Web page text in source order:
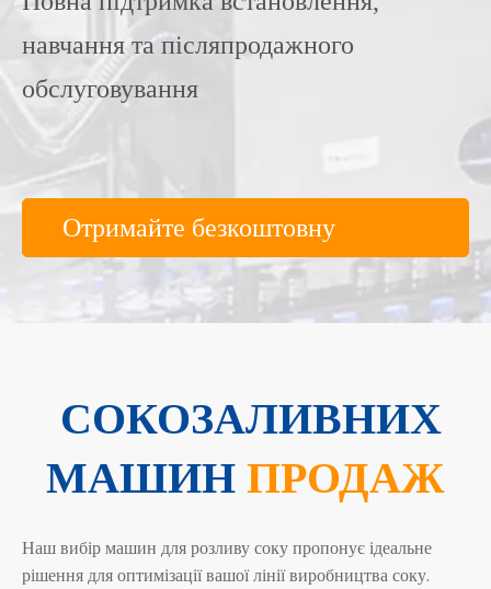
навчання та післяпродажного
обслуговування
Отримайте безкоштовну
консультацію
СОКОЗАЛИВНИХ
МАШИНПРОДАЖ
Наш вибір машин для розливу соку пропонує ідеальне
рішення для оптимізації вашої лінії виробництва соку.